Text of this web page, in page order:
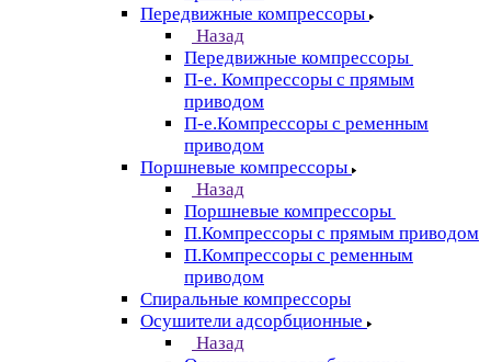
Передвижные компрессоры
Назад
Передвижные компрессоры
П-е. Компрессоры с прямым
приводом
П-е.Компрессоры с ременным
приводом
Поршневые компрессоры
Назад
Поршневые компрессоры
П.Компрессоры с прямым приводом
П.Компрессоры с ременным
приводом
Спиральные компрессоры
Осушители адсорбционные
Назад